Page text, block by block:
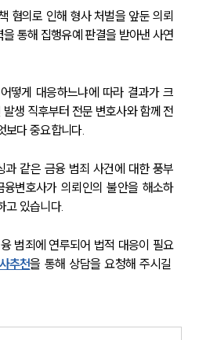
지사항
블로그
률서식
률상담예약
혐의로 인해 형사 처벌을 앞둔 의뢰
통해 집행유예 판결을 받아낸 사연
떻게 대응하느냐에 따라 결과가 크
생 직후부터 전문 변호사와 함께 전
보다 중요합니다.
과 같은 금융 범죄 사건에 대한 풍부
변호사가 의뢰인의 불안을 해소하
고 있습니다.
범죄에 연루되어 법적 대응이 필요
추천을 통해 상담을 요청해 주시길